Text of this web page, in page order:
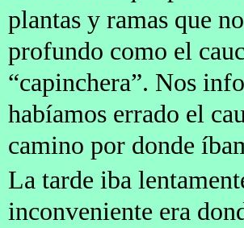
plantas y ramas que
profundo como el
“capinchera”. Nos
habíamos errado el
camino por donde
La tarde iba
inconveniente era